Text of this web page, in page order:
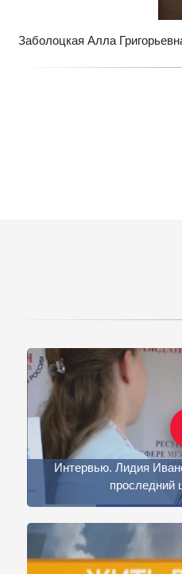
Заболоцкая Алла
Интервью. Лидия
проследний